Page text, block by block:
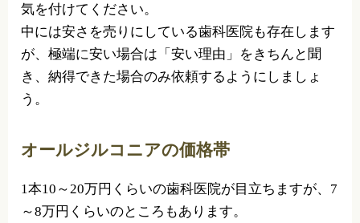
気を付けてください。
中には安さを売りにしている歯科医院も存在します
が、極端に安い場合は「安い理由」をきちんと聞
き、納得できた場合のみ依頼するようにしましょ
う。
オールジルコニアの価格帯
1本10～20万円くらいの歯科医院が目立ちますが、7
～8万円くらいのところもあります。